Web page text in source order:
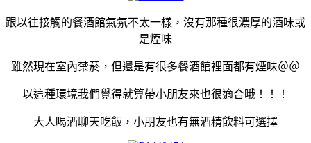
跟以往接觸的餐酒館氣氛不太一樣， 沒有那種很濃厚的酒味或
是煙味
雖然現在室內禁菸，但還是有很多餐酒館裡面都有煙味＠＠
以這種環境我們覺得就算帶小朋友來也很適合哦！！！
大人喝酒聊天吃飯，小朋友也有無酒精飲料可選擇